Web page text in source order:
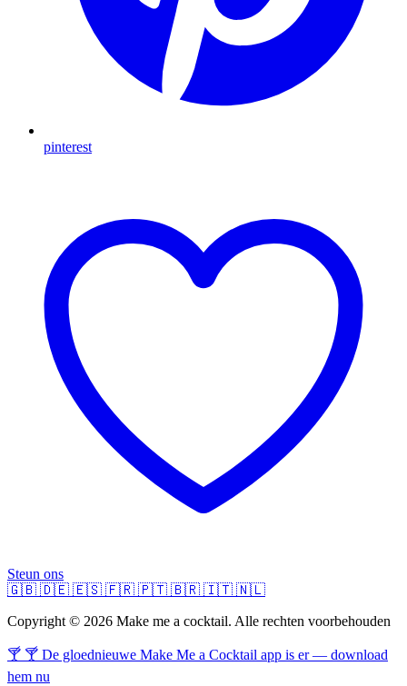
pinterest
Steun ons
🇬🇧 🇩🇪 🇪🇸 🇫🇷 🇵🇹 🇧🇷 🇮🇹 🇳🇱
Copyright © 2026 Make me a cocktail. Alle rechten voorbehouden
🍸 🍸 De gloednieuwe Make Me a Cocktail app is er — download
hem nu